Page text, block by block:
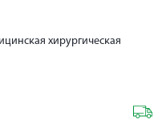
хирургическая